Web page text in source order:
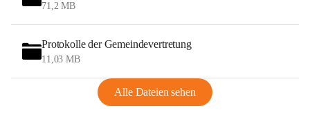
71,2 MB
Protokolle der Gemeindevertretung
11,03 MB
Alle Dateien sehen